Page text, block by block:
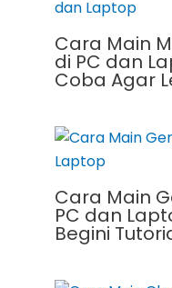
Cara Main
di PC dan
Coba Agar
Cara Main
PC dan
Begini